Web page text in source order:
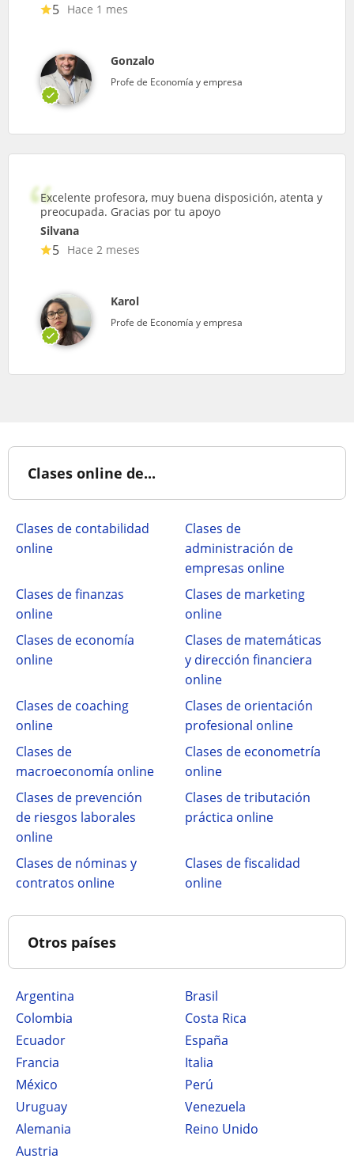
5 Hace 1 mes
Gonzalo
Profe de Economía y empresa
Excelente profesora, muy buena disposición, atenta y
preocupada. Gracias por tu apoyo
Silvana
5 Hace 2 meses
Karol
Profe de Economía y empresa
Clases online de...
Clases de contabilidad
online
Clases de
administración de
empresas online
Clases de finanzas
online
Clases de marketing
online
Clases de economía
online
Clases de matemáticas
y dirección financiera
online
Clases de coaching
online
Clases de orientación
profesional online
Clases de
macroeconomía online
Clases de econometría
online
Clases de prevención
de riesgos laborales
online
Clases de tributación
práctica online
Clases de nóminas y
contratos online
Clases de fiscalidad
online
Otros países
Argentina
Brasil
Colombia
Costa Rica
Ecuador
España
Francia
Italia
México
Perú
Uruguay
Venezuela
Alemania
Reino Unido
Austria